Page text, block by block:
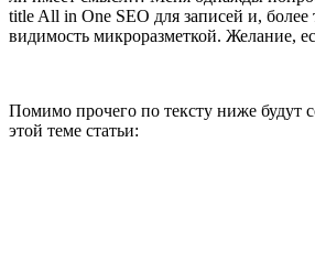
title All in One SEO для записей и, более
видимость микроразметкой. Желание,
Помимо прочего по тексту ниже будут
этой теме статьи: